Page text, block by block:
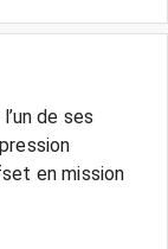
de ses
en mission